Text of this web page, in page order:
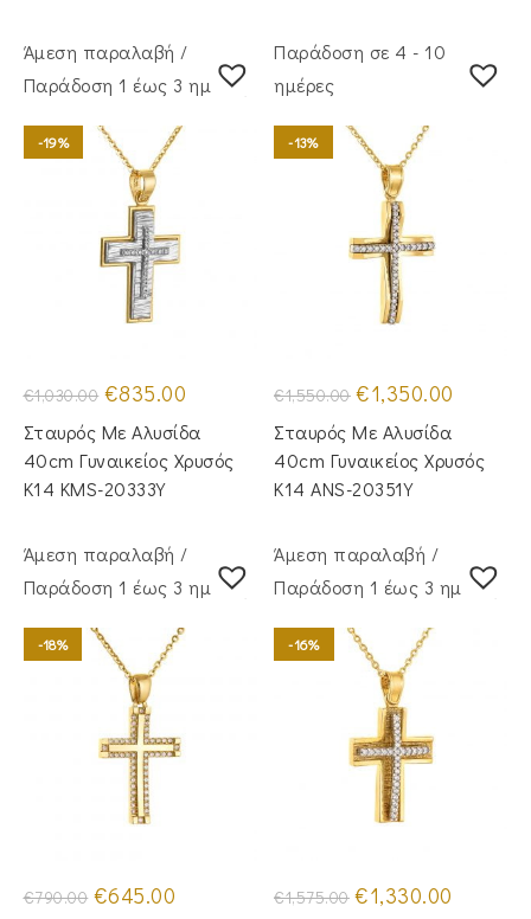
Άμεση παραλαβή /
Παράδoση 1 έως 3 ημέρες
-19%
€1,030.00 Original
price
was:
€1,030.00.
€835.00
τιμή
είναι:
€835.00.
Σταυρός Mε Aλυσίδα
40cm Γυναικείος Χρυσός
Κ14 KMS-20333Y
Παράδοση σε 4 - 10
ημέρες
-13%
€1,550.00 Original
price
was:
€1,550.00.
€1,350.00
€1,350.00.
Σταυρός Με Αλυσίδα
40cm Γυναικείος Χρυσός
Κ14 ANS-20351Y
Άμεση παραλαβή /
Παράδoση 1 έως 3 ημέρες
-18%
€790.00 Original
price
€645.00
Άμεση παραλαβή /
Παράδoση 1 έως 3 ημέρες
-16%
€1,575.00 Original
price
€1,330.00